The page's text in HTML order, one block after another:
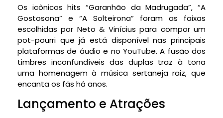
Os icônicos hits “Garanhão da Madrugada”, “A
Gostosona” e “A Solteirona” foram as faixas
escolhidas por Neto & Vinícius para compor um
pot-pourri que já está disponível nas principais
plataformas de áudio e no YouTube. A fusão dos
timbres inconfundíveis das duplas traz à tona
uma homenagem à música sertaneja raiz, que
encanta os fãs há anos.
Lançamento e Atrações